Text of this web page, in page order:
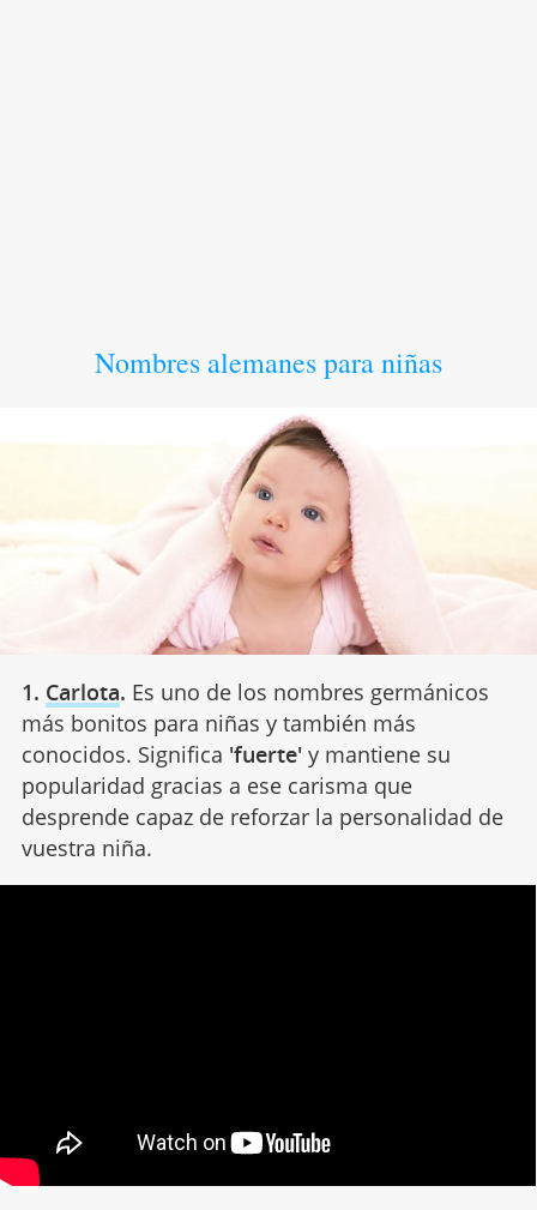
Nombres alemanes para niñas
1. Carlota. Es uno de los nombres germánicos
más bonitos para niñas y también más
conocidos. Significa 'fuerte'y mantiene su
popularidad gracias a ese carisma que
desprende capaz de reforzar la personalidad de
vuestra niña.